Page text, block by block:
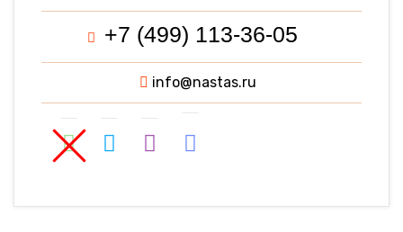
+7 (499) 113-36-05
info@nastas.ru